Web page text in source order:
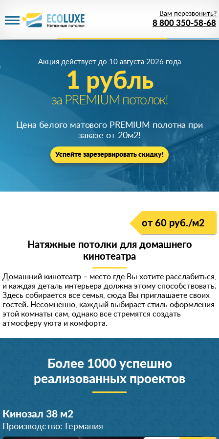
8 800 350-58-68
Вам перезвонить?
1 рубль
за PREMIUM потолок!
Акция действует до 10 августа 2026 года
Цена белого матового PREMIUM полотна при
заказе от 20м2!
Успейте зарезервировать скидку!
Скидка 68%
на все потолки!
премиум по ценеот 1 руб.!
Успейте зарезервировать скидку!
от 60 руб./м2
Натяжные потолки для домашнего
кинотеатра
Домашний кинотеатр – место где Вы хотите расслабиться,
и каждая деталь интерьера должна этому способствовать.
Здесь собирается все семья, сюда Вы приглашаете своих
гостей. Несомненно, каждый выбирает стиль оформления
этой комнаты сам, однако все стремятся создать
атмосферу уюта и комфорта.
Более 1000 успешно
реализованных проектов
Кинозал 38 м2
Производство: Германия